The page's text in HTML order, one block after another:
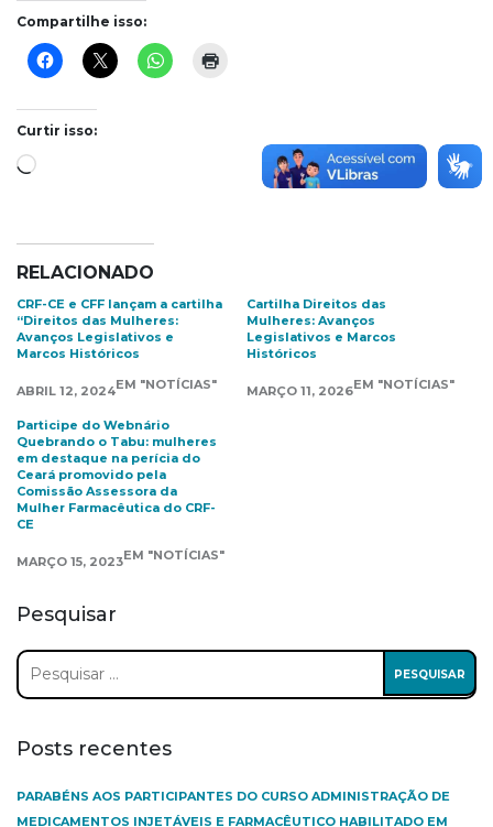
Compartilhe isso:
Curtir isso:
Carregando...
RELACIONADO
CRF-CE e CFF lançam a cartilha
“Direitos das Mulheres:
Avanços Legislativos e
Marcos Históricos
ABRIL 12, 2024EM "NOTÍCIAS"
Cartilha Direitos das
Mulheres: Avanços
Legislativos e Marcos
Históricos
MARÇO 11, 2026EM "NOTÍCIAS"
Participe do Webnário
Quebrando o Tabu: mulheres
em destaque na perícia do
Ceará promovido pela
Comissão Assessora da
Mulher Farmacêutica do CRF-
CE
MARÇO 15, 2023EM "NOTÍCIAS"
Pesquisar
Pesquisar
por:
Posts recentes
PARABÉNS AOS PARTICIPANTES DO CURSO ADMINISTRAÇÃO DE
MEDICAMENTOS INJETÁVEIS E FARMACÊUTICO HABILITADO EM